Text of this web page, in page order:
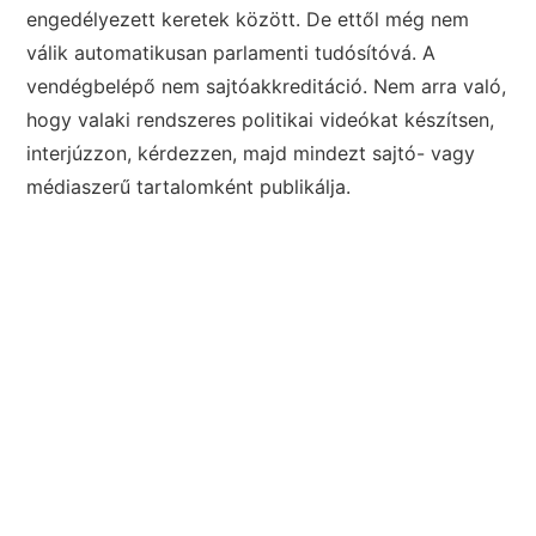
engedélyezett keretek között. De ettől még nem
válik automatikusan parlamenti tudósítóvá. A
vendégbelépő nem sajtóakkreditáció. Nem arra való,
hogy valaki rendszeres politikai videókat készítsen,
interjúzzon, kérdezzen, majd mindezt sajtó- vagy
médiaszerű tartalomként publikálja.